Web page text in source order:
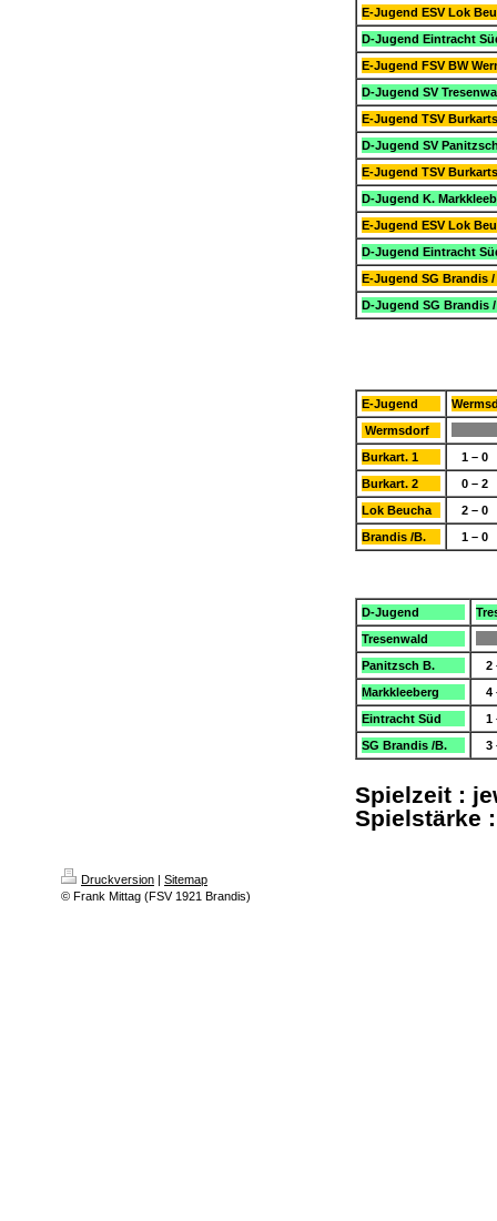
E-Jugend ESV Lok
D-Jugend Eintracht
E-Jugend FSV BW
D-Jugend SV
E-Jugend TSV
D-Jugend SV
E-Jugend TSV
D-Jugend K.
E-Jugend ESV Lok
D-Jugend Eintracht
E-Jugend SG Brandis
D-Jugend SG Brandis
E-Jugend
Wermsdorf
Burkart. 1
1 – 0
Burkart. 2
0 – 2
Lok Beucha
2 – 0
Brandis /B.
1 – 0
D-Jugend
Tresenwald
Panitzsch B.
2
Markkleeberg
4
Eintracht Süd
1
SG Brandis /B.
3
Spielzeit :
Spielstärke
Druckversion | Sitemap
© Frank Mittag (FSV 1921 Brandis)